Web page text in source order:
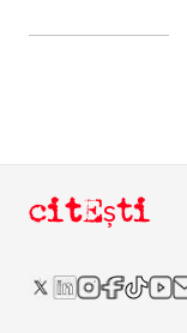
citEști